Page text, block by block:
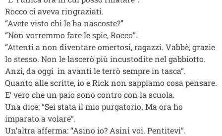
Rocco ci aveva ringraziati.
“Avete visto chi le ha nascoste?”
“Non vorremmo fare le spie, Rocco”.
“Attenti a non diventare omertosi, ragazzi. Vabbè, grazie
lo stesso. Non le lascerò più incustodite nel gabbiotto.
Anzi, da oggi in avanti le terrò sempre in tasca”.
Quanto alle scritte, io e Rick non sappiamo cosa pensare.
E’ vero che un paio sono contro con la scuola.
Una dice: “Sei stata il mio purgatorio. Ma ora ho
imparato a volare”.
Un’altra afferma: “Asino io? Asini voi. Pentitevi”.